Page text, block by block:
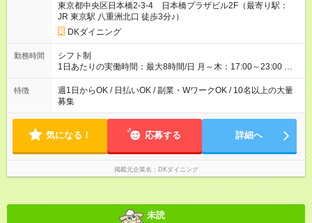
東京都中央区日本橋2-3-4 日本橋プラザビル2F（最寄り駅：
JR 東京駅 八重洲北口 徒歩3分♪）
DKダイニング
勤務時間
シフト制
1日あたりの実働時間：最大8時間/日 月～木：17:00～23:00 金
祝前：17:00～23:30 土日祝：16:00～23:00 ★上記時間から3時
間／日～OK ★週1日～OK ※勤務時間の変動の可能性あり ※22時
以降勤務は18歳以上(法令による) ★自己申告の自由シフト制
特徴
週1日からOK / 日払いOK / 副業・WワークOK / 10名以上の大量
募集
気になる！ 応募する 詳細へ
掲載元企業名 DKダイニング
未読